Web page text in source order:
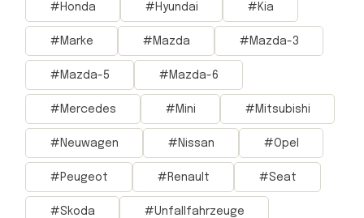
Honda Hyundai Kia
Marke Mazda Mazda-3
Mazda-5 Mazda-6
Mercedes Mini Mitsubishi
Neuwagen Nissan Opel
Peugeot Renault Seat
Skoda Unfallfahrzeuge